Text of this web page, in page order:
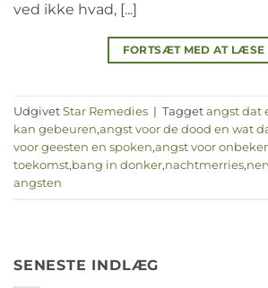
ved ikke hvad, [...]
FORTSÆT MED AT LÆSE
Udgivet Star Remedies | Tagget angst dat
kan gebeuren,angst voor de dood en wat
voor geesten en spoken,angst voor
toekomst,bang in donker,nachtmerries,
angsten
SENESTE INDLÆG